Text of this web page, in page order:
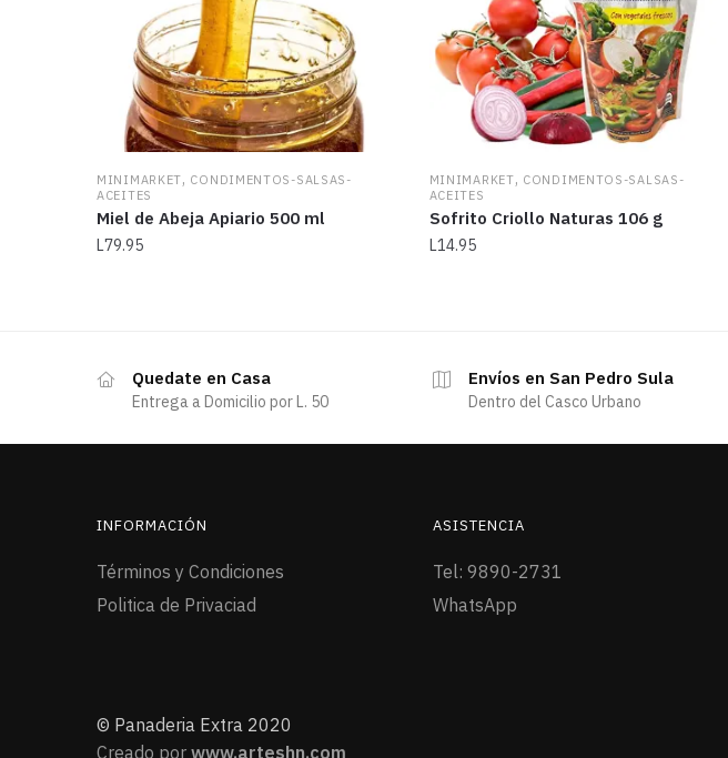
MINIMARKET, CONDIMENTOS-SALSAS-
ACEITES
Miel de Abeja Apiario 500 ml
L79.95
MINIMARKET, CONDIMENTOS-SALSAS-
ACEITES
Sofrito Criollo Naturas 106 g
L14.95
Quedate en Casa
Entrega a Domicilio por L. 50
Envíos en San Pedro Sula
Dentro del Casco Urbano
INFORMACIÓN
Términos y Condiciones
Politica de Privaciad
ASISTENCIA
Tel: 9890-2731
WhatsApp
© Panaderia Extra 2020
Creado por www.arteshn.com